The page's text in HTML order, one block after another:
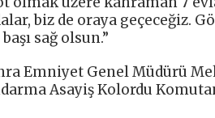
biz de oraya geçeceğiz.
sağ olsun.”
Emniyet Genel Müdürü
Asayiş Kolordu